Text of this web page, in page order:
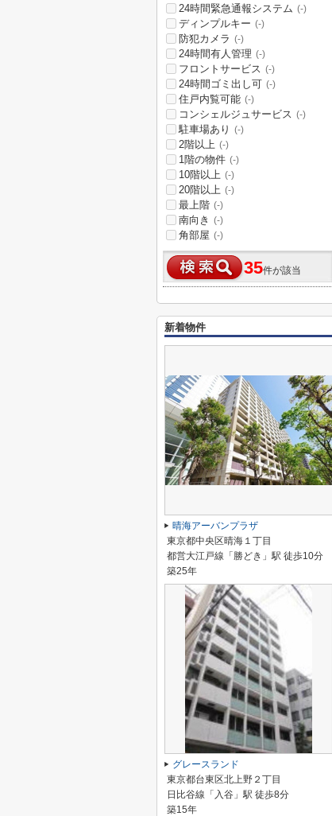
24時間緊急通報システム (-)
ディンプルキー (-)
防犯カメラ (-)
24時間有人管理 (-)
フロントサービス (-)
24時間ゴミ出し可 (-)
住戸内覧可能 (-)
コンシェルジュサービス (-)
駐車場あり (-)
2階以上 (-)
1階の物件 (-)
10階以上 (-)
20階以上 (-)
最上階 (-)
南向き (-)
角部屋 (-)
35件が該当
新着物件
晴海アーバンプラザ
東京都中央区晴海１丁目
都営大江戸線「勝どき」駅 徒歩10分
築25年
グレースランド
東京都台東区北上野２丁目
日比谷線「入谷」駅 徒歩8分
築15年